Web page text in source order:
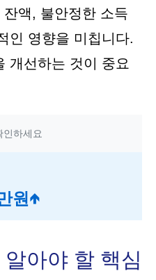
액, 불안정한 소득
인 영향을 미칩니다.
개선하는 것이 중요
인하세요
원↑
아야 할 핵심